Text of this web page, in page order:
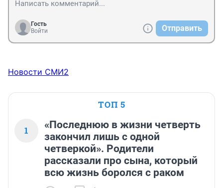
Гость
Войти
Отправить
Новости СМИ2
ТОП 5
1
«Последнюю в жизни четверть
закончил лишь с одной
четверкой». Родители
рассказали про сына, который
всю жизнь боролся с раком